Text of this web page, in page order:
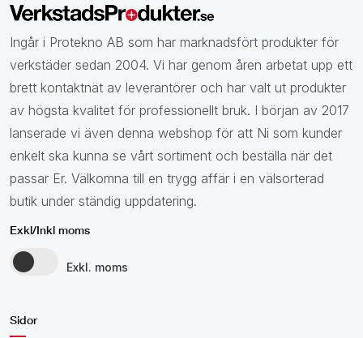
Ingår i Protekno AB som har marknadsfört produkter för
verkstäder sedan 2004. Vi har genom åren arbetat upp ett
brett kontaktnät av leverantörer och har valt ut produkter
av högsta kvalitet för professionellt bruk. I början av 2017
lanserade vi även denna webshop för att Ni som kunder
enkelt ska kunna se vårt sortiment och beställa när det
passar Er. Välkomna till en trygg affär i en välsorterad
butik under ständig uppdatering.
Exkl/Inkl moms
Exkl. moms
Sidor